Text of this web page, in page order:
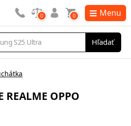
Hľadať
0 0 Menu
REALME OPPO